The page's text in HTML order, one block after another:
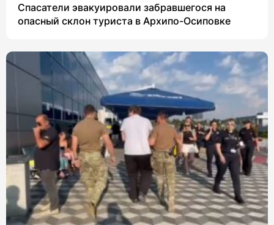
Спасатели эвакуировали забравшегося на
опасный склон туриста в Архипо-Осиповке